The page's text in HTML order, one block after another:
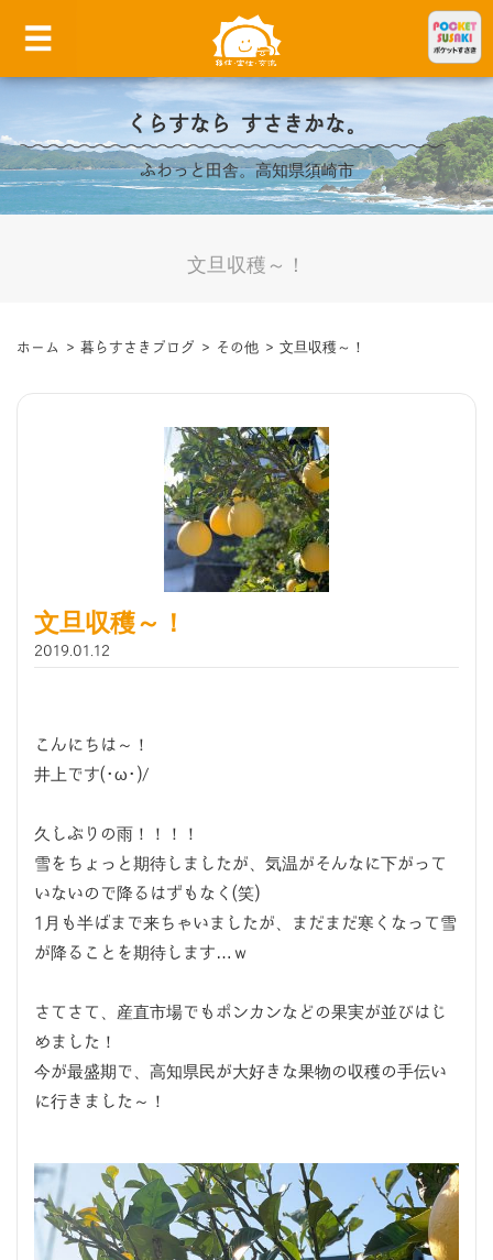
くらすなら すさきかな。
ふわっと田舎。高知県須崎市
文旦収穫～！
ホーム > 暮らすさきブログ > その他 > 文旦収穫～！
文旦収穫～！
2019.01.12
こんにちは～！
井上です(･ω･)/
久しぶりの雨！！！！
雪をちょっと期待しましたが、気温がそんなに下がって
いないので降るはずもなく(笑)
1月も半ばまで来ちゃいましたが、まだまだ寒くなって雪
が降ることを期待します…ｗ
さてさて、産直市場でもポンカンなどの果実が並びはじ
めました！
今が最盛期で、高知県民が大好きな果物の収穫の手伝い
に行きました～！